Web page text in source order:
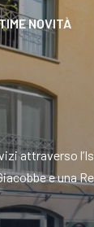
NOVITÀ
attraverso
e una